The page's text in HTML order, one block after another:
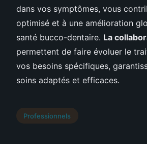
dans vos symptômes, vous
optimisé et à une amélioration
santé bucco-dentaire. La
permettent de faire évoluer le
vos besoins spécifiques,
soins adaptés et efficaces.
Professionnels